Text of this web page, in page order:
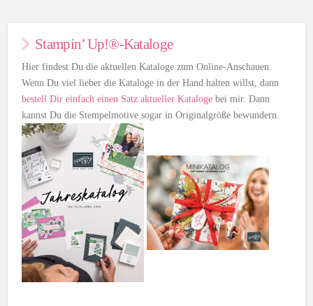
Stampin’ Up!®-Kataloge
Hier findest Du die aktuellen Kataloge zum Online-Anschauen.
Wenn Du viel lieber die Kataloge in der Hand halten willst, dann
bestell Dir einfach einen Satz aktueller Kataloge bei mir. Dann
kannst Du die Stempelmotive sogar in Originalgröße bewundern.